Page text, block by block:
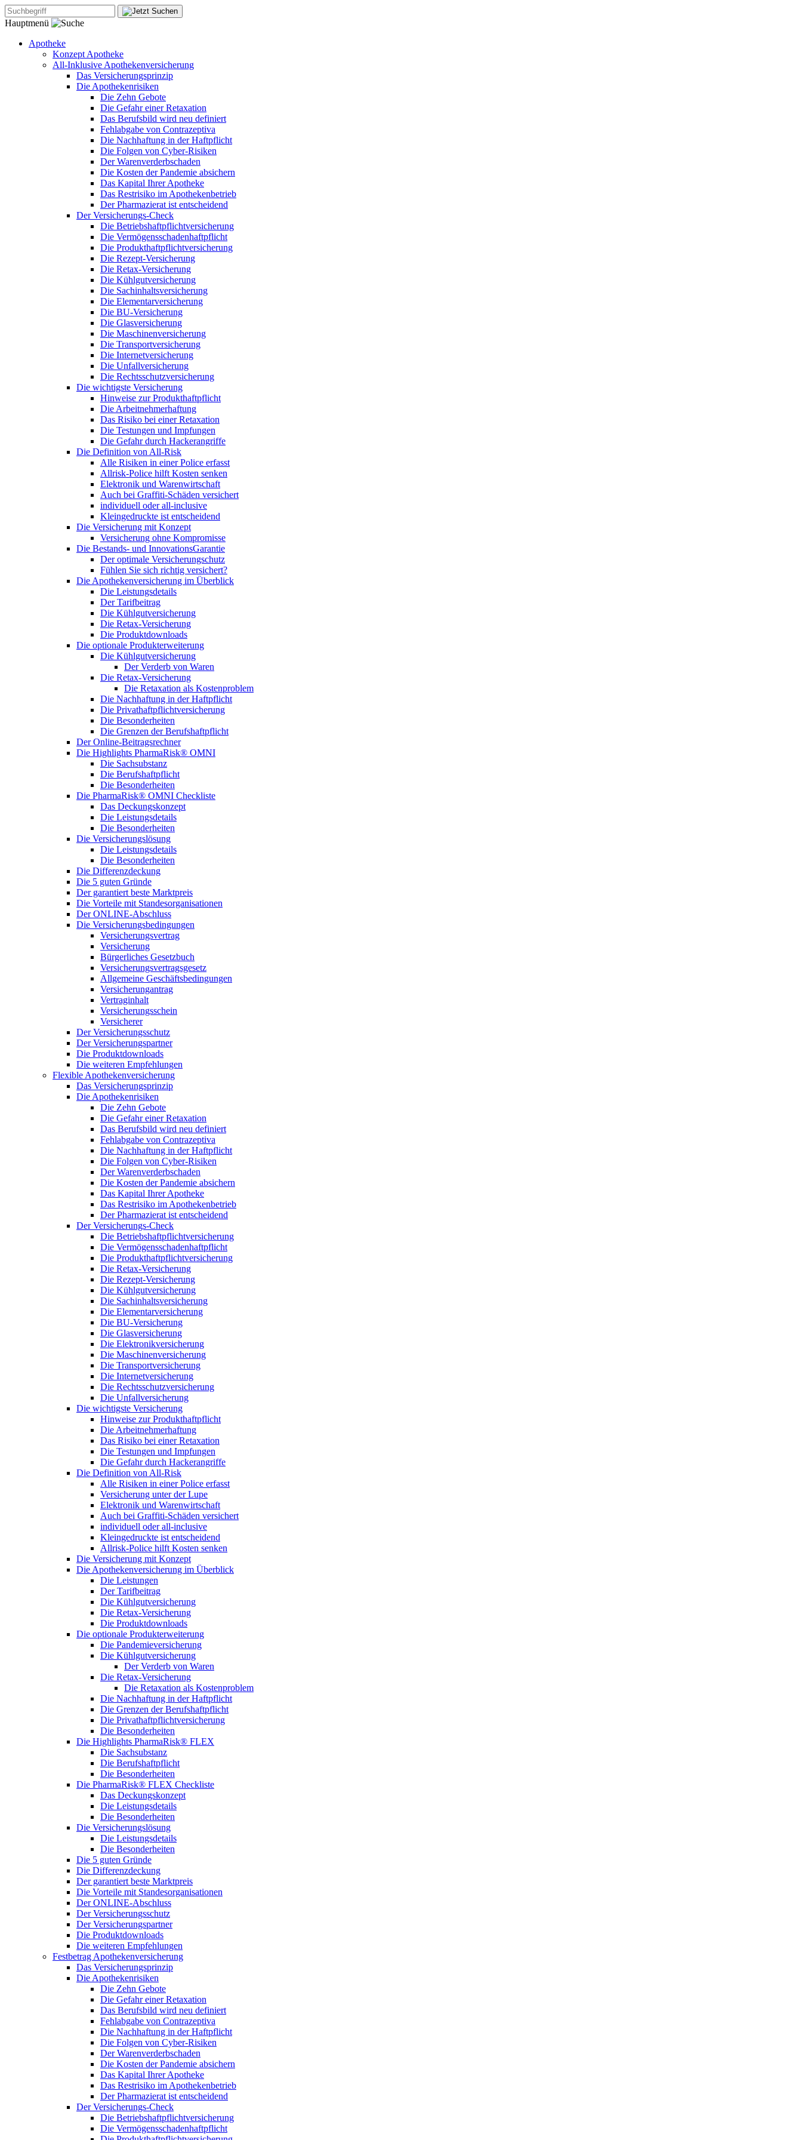
Hauptmenü
Apotheke
Konzept Apotheke
All-Inklusive Apothekenversicherung
Das Versicherungsprinzip
Die Apothekenrisiken
Die Zehn Gebote
Die Gefahr einer Retaxation
Das Berufsbild wird neu definiert
Fehlabgabe von Contrazeptiva
Die Nachhaftung in der Haftpflicht
Die Folgen von Cyber-Risiken
Der Warenverderbschaden
Die Kosten der Pandemie absichern
Das Kapital Ihrer Apotheke
Das Restrisiko im Apothekenbetrieb
Der Pharmazierat ist entscheidend
Der Versicherungs-Check
Die Betriebshaftpflichtversicherung
Die Vermögensschadenhaftpflicht
Die Produkthaftpflichtversicherung
Die Rezept-Versicherung
Die Retax-Versicherung
Die Kühlgutversicherung
Die Sachinhaltsversicherung
Die Elementarversicherung
Die BU-Versicherung
Die Glasversicherung
Die Maschinenversicherung
Die Transportversicherung
Die Internetversicherung
Die Unfallversicherung
Die Rechtsschutzversicherung
Die wichtigste Versicherung
Hinweise zur Produkthaftpflicht
Die Arbeitnehmerhaftung
Das Risiko bei einer Retaxation
Die Testungen und Impfungen
Die Gefahr durch Hackerangriffe
Die Definition von All-Risk
Alle Risiken in einer Police erfasst
Allrisk-Police hilft Kosten senken
Elektronik und Warenwirtschaft
Auch bei Graffiti-Schäden versichert
individuell oder all-inclusive
Kleingedruckte ist entscheidend
Die Versicherung mit Konzept
Versicherung ohne Kompromisse
Die Bestands- und InnovationsGarantie
Der optimale Versicherungschutz
Fühlen Sie sich richtig versichert?
Die Apothekenversicherung im Überblick
Die Leistungsdetails
Der Tarifbeitrag
Die Kühlgutversicherung
Die Retax-Versicherung
Die Produktdownloads
Die optionale Produkterweiterung
Die Kühlgutversicherung
Der Verderb von Waren
Die Retax-Versicherung
Die Retaxation als Kostenproblem
Die Nachhaftung in der Haftpflicht
Die Privathaftpflichtversicherung
Die Besonderheiten
Die Grenzen der Berufshaftpflicht
Der Online-Beitragsrechner
Die Highlights PharmaRisk® OMNI
Die Sachsubstanz
Die Berufshaftpflicht
Die Besonderheiten
Die PharmaRisk® OMNI Checkliste
Das Deckungskonzept
Die Leistungsdetails
Die Besonderheiten
Die Versicherungslösung
Die Leistungsdetails
Die Besonderheiten
Die Differenzdeckung
Die 5 guten Gründe
Der garantiert beste Marktpreis
Die Vorteile mit Standesorganisationen
Der ONLINE-Abschluss
Die Versicherungsbedingungen
Versicherungsvertrag
Versicherung
Bürgerliches Gesetzbuch
Versicherungsvertragsgesetz
Allgemeine Geschäftsbedingungen
Versicherungantrag
Vertraginhalt
Versicherungsschein
Versicherer
Der Versicherungsschutz
Der Versicherungspartner
Die Produktdownloads
Die weiteren Empfehlungen
Flexible Apothekenversicherung
Das Versicherungsprinzip
Die Apothekenrisiken
Die Zehn Gebote
Die Gefahr einer Retaxation
Das Berufsbild wird neu definiert
Fehlabgabe von Contrazeptiva
Die Nachhaftung in der Haftpflicht
Die Folgen von Cyber-Risiken
Der Warenverderbschaden
Die Kosten der Pandemie absichern
Das Kapital Ihrer Apotheke
Das Restrisiko im Apothekenbetrieb
Der Pharmazierat ist entscheidend
Der Versicherungs-Check
Die Betriebshaftpflichtversicherung
Die Vermögensschadenhaftpflicht
Die Produkthaftpflichtversicherung
Die Retax-Versicherung
Die Rezept-Versicherung
Die Kühlgutversicherung
Die Sachinhaltsversicherung
Die Elementarversicherung
Die BU-Versicherung
Die Glasversicherung
Die Elektronikversicherung
Die Maschinenversicherung
Die Transportversicherung
Die Internetversicherung
Die Rechtsschutzversicherung
Die Unfallversicherung
Die wichtigste Versicherung
Hinweise zur Produkthaftpflicht
Die Arbeitnehmerhaftung
Das Risiko bei einer Retaxation
Die Testungen und Impfungen
Die Gefahr durch Hackerangriffe
Die Definition von All-Risk
Alle Risiken in einer Police erfasst
Versicherung unter der Lupe
Elektronik und Warenwirtschaft
Auch bei Graffiti-Schäden versichert
individuell oder all-inclusive
Kleingedruckte ist entscheidend
Allrisk-Police hilft Kosten senken
Die Versicherung mit Konzept
Die Apothekenversicherung im Überblick
Die Leistungen
Der Tarifbeitrag
Die Kühlgutversicherung
Die Retax-Versicherung
Die Produktdownloads
Die optionale Produkterweiterung
Die Pandemieversicherung
Die Kühlgutversicherung
Der Verderb von Waren
Die Retax-Versicherung
Die Retaxation als Kostenproblem
Die Nachhaftung in der Haftpflicht
Die Grenzen der Berufshaftpflicht
Die Privathaftpflichtversicherung
Die Besonderheiten
Die Highlights PharmaRisk® FLEX
Die Sachsubstanz
Die Berufshaftpflicht
Die Besonderheiten
Die PharmaRisk® FLEX Checkliste
Das Deckungskonzept
Die Leistungsdetails
Die Besonderheiten
Die Versicherungslösung
Die Leistungsdetails
Die Besonderheiten
Die 5 guten Gründe
Die Differenzdeckung
Der garantiert beste Marktpreis
Die Vorteile mit Standesorganisationen
Der ONLINE-Abschluss
Der Versicherungsschutz
Der Versicherungspartner
Die Produktdownloads
Die weiteren Empfehlungen
Festbetrag Apothekenversicherung
Das Versicherungsprinzip
Die Apothekenrisiken
Die Zehn Gebote
Die Gefahr einer Retaxation
Das Berufsbild wird neu definiert
Fehlabgabe von Contrazeptiva
Die Nachhaftung in der Haftpflicht
Die Folgen von Cyber-Risiken
Der Warenverderbschaden
Die Kosten der Pandemie absichern
Das Kapital Ihrer Apotheke
Das Restrisiko im Apothekenbetrieb
Der Pharmazierat ist entscheidend
Der Versicherungs-Check
Die Betriebshaftpflichtversicherung
Die Vermögensschadenhaftpflicht